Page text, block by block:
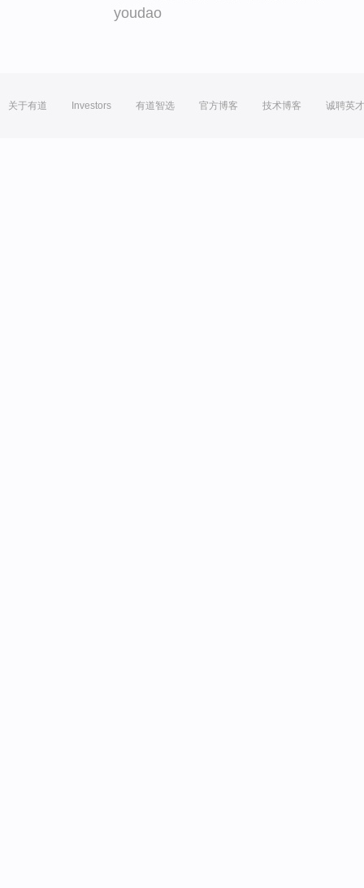
youdao
关于有道 Investors 有道智选 官方博客 技术博客 诚聘英才